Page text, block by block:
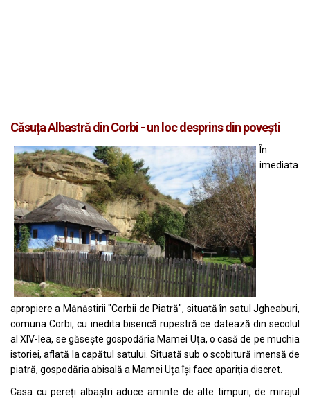
Căsuța Albastră din Corbi - un loc desprins din povești
În
imediata
apropiere a Mănăstirii "Corbii de Piatră", situată în satul Jgheaburi,
comuna Corbi, cu inedita biserică rupestră ce datează din secolul
al XIV-lea, se găsește gospodăria Mamei Uța, o casă de pe muchia
istoriei, aflată la capătul satului. Situată sub o scobitură imensă de
piatră, gospodăria abisală a Mamei Uța își face apariția discret.
Casa cu pereți albaștri aduce aminte de alte timpuri, de mirajul